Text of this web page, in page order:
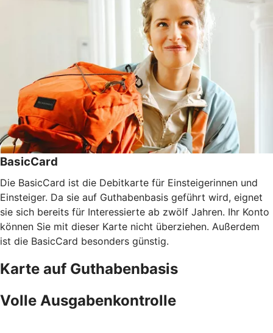
BasicCard
Die BasicCard ist die Debitkarte für Einsteigerinnen und
Einsteiger. Da sie auf Guthabenbasis geführt wird, eignet
sie sich bereits für Interessierte ab zwölf Jahren. Ihr Konto
können Sie mit dieser Karte nicht überziehen. Außerdem
ist die BasicCard besonders günstig.
Karte auf Guthabenbasis
Volle Ausgabenkontrolle